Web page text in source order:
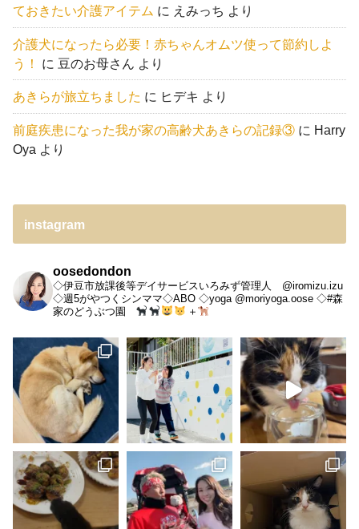
ておきたい介護アイテム に えみっち より
介護犬になったら必要！赤ちゃんオムツ使って節約しよ
う！
に 豆のお母さん より
あきらが旅立ちました に ヒデキ より
前庭疾患になった我が家の高齢犬あきらの記録③ に Harry
Oya より
instagram
oosedondon
◇伊豆市放課後等デイサービスいろみず管理人 @iromizu.izu
◇週5がやつくシンママ◇ABO ◇yoga @moriyoga.oose ◇#森
家のどうぶつ園
＋